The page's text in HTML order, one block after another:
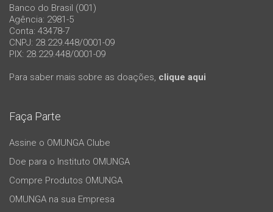
Banco do Brasil (001)
Agência: 2981-5
Conta: 43478-7
CNPJ: 28.229.448/0001-09
PIX: 28.229.448/0001-09
Para saber mais sobre as doações, clique aqui
Faça Parte
Assine o OMUNGA Clube
Doe para o Instituto OMUNGA
Compre Produtos OMUNGA
OMUNGA na sua Empresa